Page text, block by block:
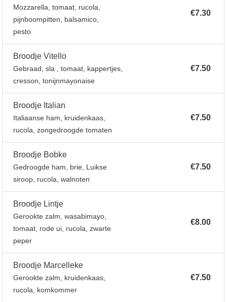
Mozzarella, tomaat, rucola,
pijnboompitten, balsamico,
pesto
€7.30
Broodje Vitello
Gebraad, sla , tomaat, kappertjes,
cresson, tonijnmayonaise
€7.50
Broodje Italian
Italiaanse ham, kruidenkaas,
rucola, zongedroogde tomaten
€7.50
Broodje Bobke
Gedroogde ham, brie, Luikse
siroop, rucola, walnoten
€7.50
Broodje Lintje
Gerookte zalm, wasabimayo,
tomaat, rode ui, rucola, zwarte
peper
€8.00
Broodje Marcelleke
Gerookte zalm, kruidenkaas,
rucola, komkommer
€7.50